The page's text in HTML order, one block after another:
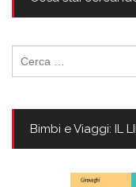
per:
Bimbi e Viaggi: IL